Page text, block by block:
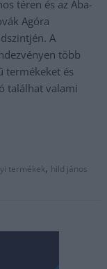
téren és az Aba-
Agóra
A
több
termékeket és
találhat valami
termékek, hild jános